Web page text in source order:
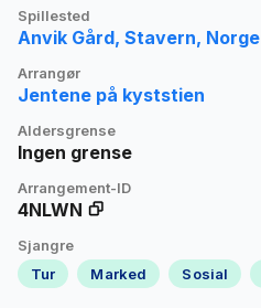
Spillested
Anvik Gård, Stavern, Norge
Arrangør
Jentene på kyststien
Aldersgrense
Ingen grense
Arrangement-ID
4NLWN
Sjangre
Tur
Marked Sosial